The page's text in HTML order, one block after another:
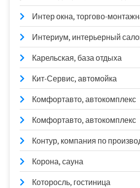
Интер окна, торгово-
Интериум, интерьерный
Карельская, база отдыха
Кит-Сервис, автомойка
Комфортавто, автокомплекс
Комфортавто, автокомплекс
Контур, компания по
Корона, сауна
Которосль, гостиница